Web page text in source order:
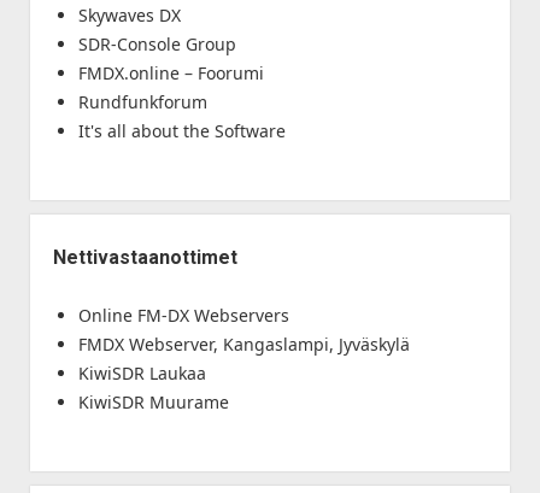
Skywaves DX
SDR-Console Group
FMDX.online – Foorumi
Rundfunkforum
It's all about the Software
Nettivastaanottimet
Online FM-DX Webservers
FMDX Webserver, Kangaslampi, Jyväskylä
KiwiSDR Laukaa
KiwiSDR Muurame